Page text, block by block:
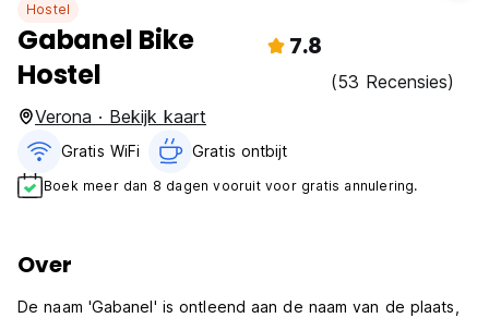
Hostel
Gabanel Bike
Hostel
7.8
(53 Recensies)
Verona · Bekijk kaart
Gratis WiFi Gratis ontbijt‎
Boek meer dan 8 dagen vooruit voor gratis annulering.
Over
De naam 'Gabanel' is ontleend aan de naam van de plaats,